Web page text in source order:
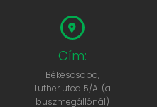
Cím:
Békéscsaba,
Luther utca 5/A. (a
buszmegállónál)